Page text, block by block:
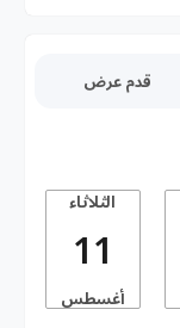
قدم عرض
الثلاثاء
11
أغسطس